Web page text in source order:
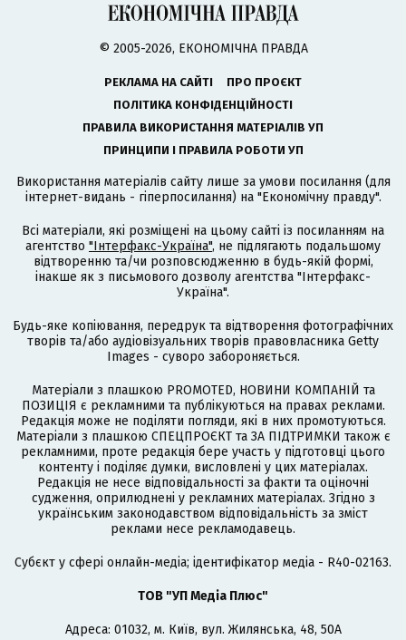
© 2005-2026, ЕКОНОМІЧНА ПРАВДА
РЕКЛАМА НА САЙТІ
ПРО ПРОЄКТ
ПОЛІТИКА КОНФІДЕНЦІЙНОСТІ
ПРАВИЛА ВИКОРИСТАННЯ МАТЕРІАЛІВ УП
ПРИНЦИПИ І ПРАВИЛА РОБОТИ УП
Використання матеріалів сайту лише за умови посилання (для
інтернет-видань - гіперпосилання) на "Економічну правду".
Всі матеріали, які розміщені на цьому сайті із посиланням на
агентство "Інтерфакс-Україна", не підлягають подальшому
відтворенню та/чи розповсюдженню в будь-якій формі,
інакше як з письмового дозволу агентства "Інтерфакс-
Україна".
Будь-яке копіювання, передрук та відтворення фотографічних
творів та/або аудіовізуальних творів правовласника Getty
Images - суворо забороняється.
Матеріали з плашкою PROMOTED, НОВИНИ КОМПАНІЙ та
ПОЗИЦІЯ є рекламними та публікуються на правах реклами.
Редакція може не поділяти погляди, які в них промотуються.
Матеріали з плашкою СПЕЦПРОЄКТ та ЗА ПІДТРИМКИ також є
рекламними, проте редакція бере участь у підготовці цього
контенту і поділяє думки, висловлені у цих матеріалах.
Редакція не несе відповідальності за факти та оціночні
судження, оприлюднені у рекламних матеріалах. Згідно з
українським законодавством відповідальність за зміст
реклами несе рекламодавець.
Cубєкт у сфері онлайн-медіа; ідентифікатор медіа - R40-02163.
ТОВ "УП Медіа Плюс"
Адреса: 01032, м. Київ, вул. Жилянська, 48, 50А